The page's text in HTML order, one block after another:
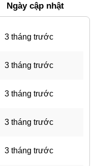
Ngày cập nhật
3 tháng trước
3 tháng trước
3 tháng trước
3 tháng trước
3 tháng trước